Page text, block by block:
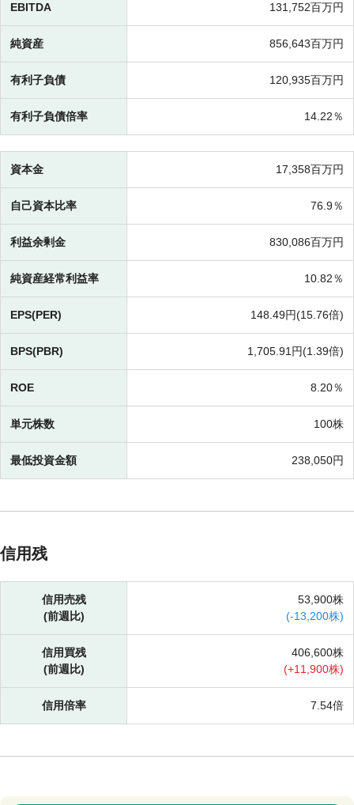
EBITDA 131,752百万円
純資産 856,643百万円
有利子負債 120,935百万円
有利子負債倍率 14.22％
資本金 17,358百万円
自己資本比率 76.9％
利益余剰金 830,086百万円
純資産経常利益率 10.82％
EPS(PER) 148.49円(15.76倍)
BPS(PBR) 1,705.91円(1.39倍)
ROE 8.20％
単元株数 100株
最低投資金額 238,050円
信用残
信用売残
(前週比)
53,900株
(-13,200株)
信用買残
(前週比)
406,600株
(+11,900株)
信用倍率 7.54倍